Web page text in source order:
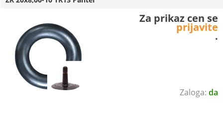
da
Za prikaz cen se
prijavite
.